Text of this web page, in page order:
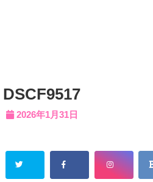
DSCF9517
2026年1月31日